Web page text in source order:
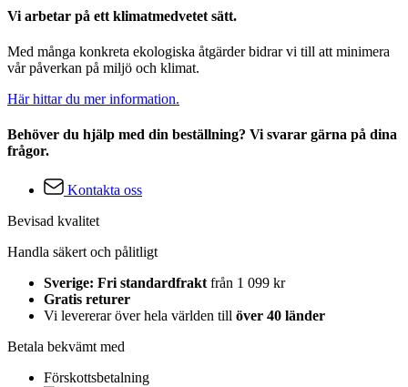
Vi arbetar på ett klimatmedvetet sätt.
Med många konkreta ekologiska åtgärder bidrar vi till att minimera
vår påverkan på miljö och klimat.
Här hittar du mer information.
Behöver du hjälp med din beställning? Vi svarar gärna på dina
frågor.
Kontakta oss
Bevisad kvalitet
Handla säkert och pålitligt
Sverige: Fri standardfraktfrån 1 099 kr
Gratis returer
Vi levererar över hela världen till över 40 länder
Betala bekvämt med
Förskottsbetalning